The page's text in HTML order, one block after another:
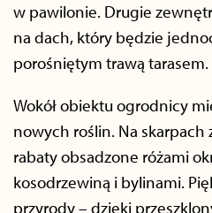
w pawilonie. Drugie
na dach, który będzie
porośniętym trawą tarasem.
Wokół obiektu ogrodnicy
nowych roślin. Na skarpach
rabaty obsadzone różami
kosodrzewiną i bylinami.
przyrody – dzięki